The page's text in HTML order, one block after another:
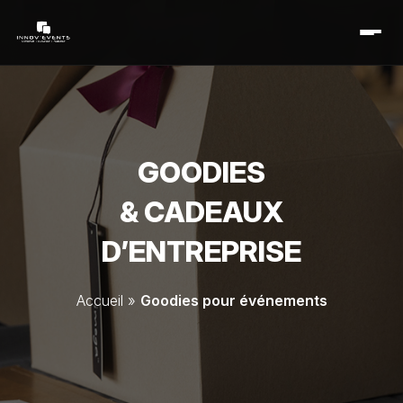
GOODIES
& CADEAUX
D’ENTREPRISE
Accueil » Goodies pour événements